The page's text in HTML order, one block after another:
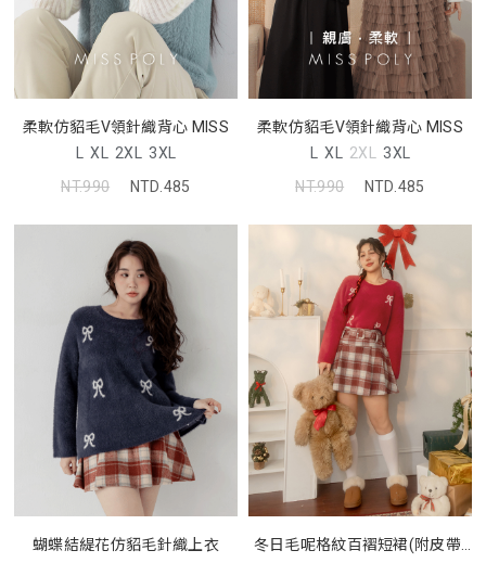
柔軟仿貂毛V領針織背心 MISS
L XL 2XL 3XL
NT.990
NTD.485
柔軟仿貂毛V領針織背心 MISS
L XL 2XL 3XL
NT.990
NTD.485
蝴蝶結緹花仿貂毛針織上衣
冬日毛呢格紋百褶短裙(附皮帶)